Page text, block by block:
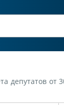
2010 г. №168 «О